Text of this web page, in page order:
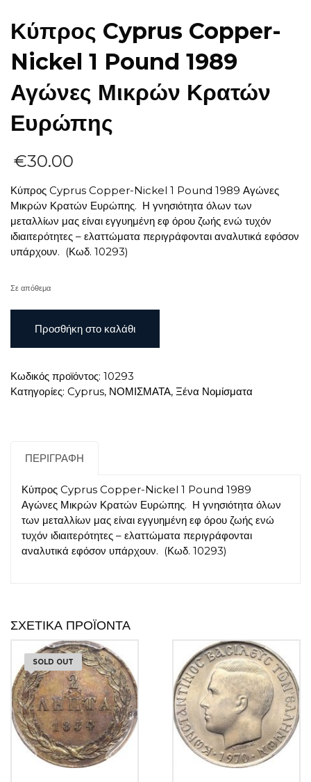
Κύπρος Cyprus Copper-
Nickel 1 Pound 1989
Αγώνες Μικρών Κρατών
Ευρώπης
€30.00
Κύπρος Cyprus Copper-Nickel 1 Pound 1989 Αγώνες
Μικρών Κρατών Ευρώπης. Η γνησιότητα όλων των
μεταλλίων μας είναι εγγυημένη εφ όρου ζωής ενώ τυχόν
ιδιαιτερότητες – ελαττώματα περιγράφονται αναλυτικά εφόσον
υπάρχουν. (Κωδ. 10293)
Σε απόθεμα
Cyprus
Copper-
1
Pound
Κρατών
ποσότητα
Προσθήκη στο καλάθι
Κωδικός προϊόντος: 10293
Κατηγορίες: Cyprus, ΝΟΜΙΣΜΑΤΑ, Ξένα Νομίσματα
ΠΕΡΙΓΡΑΦΉ
Κύπρος Cyprus Copper-Nickel 1 Pound 1989
Αγώνες Μικρών Κρατών Ευρώπης. Η γνησιότητα όλων
των μεταλλίων μας είναι εγγυημένη εφ όρου ζωής ενώ
τυχόν ιδιαιτερότητες – ελαττώματα περιγράφονται
αναλυτικά εφόσον υπάρχουν. (Κωδ. 10293)
ΣΧΕΤΙΚΆ ΠΡΟΪΌΝΤΑ
SOLD OUT